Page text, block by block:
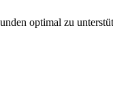
optimal zu